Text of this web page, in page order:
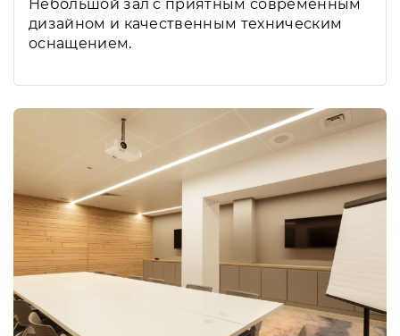
Небольшой зал с приятным современным
дизайном и качественным техническим
оснащением.